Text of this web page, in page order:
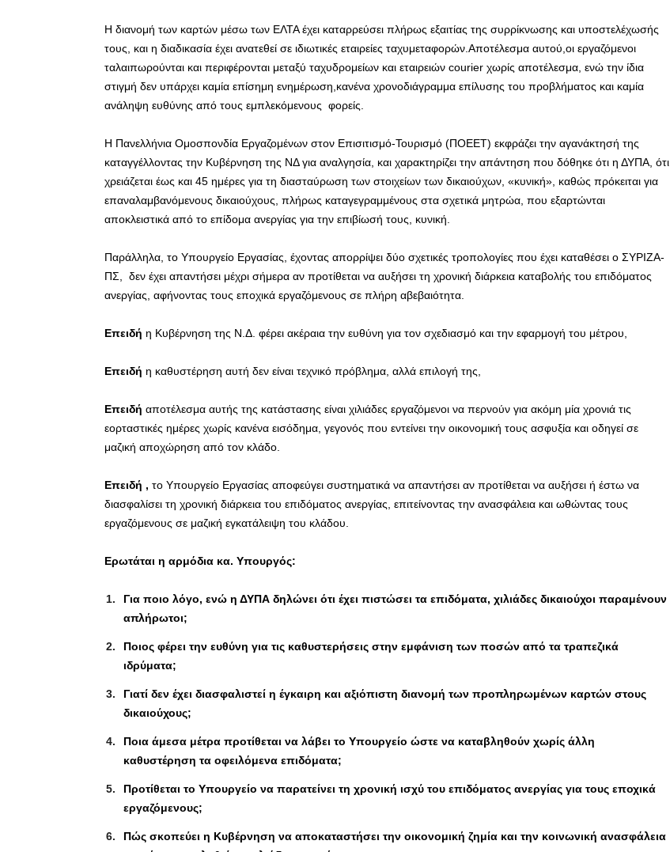
Η διανομή των καρτών μέσω των ΕΛΤΑ έχει καταρρεύσει πλήρως εξαιτίας της συρρίκνωσης και υποστελέχωσής
τους, και η διαδικασία έχει ανατεθεί σε ιδιωτικές εταιρείες ταχυμεταφορών.Αποτέλεσμα αυτού,οι εργαζόμενοι
ταλαιπωρούνται και περιφέρονται μεταξύ ταχυδρομείων και εταιρειών courier χωρίς αποτέλεσμα, ενώ την ίδια
στιγμή δεν υπάρχει καμία επίσημη ενημέρωση,κανένα χρονοδιάγραμμα επίλυσης του προβλήματος και καμία
ανάληψη ευθύνης από τους εμπλεκόμενους φορείς.
Η Πανελλήνια Ομοσπονδία Εργαζομένων στον Επισιτισμό-Τουρισμό (ΠΟΕΕΤ) εκφράζει την αγανάκτησή της
καταγγέλλοντας την Κυβέρνηση της ΝΔ για αναλγησία, και χαρακτηρίζει την απάντηση που δόθηκε ότι η ΔΥΠΑ, ότι
χρειάζεται έως και 45 ημέρες για τη διασταύρωση των στοιχείων των δικαιούχων, «κυνική», καθώς πρόκειται για
επαναλαμβανόμενους δικαιούχους, πλήρως καταγεγραμμένους στα σχετικά μητρώα, που εξαρτώνται
αποκλειστικά από το επίδομα ανεργίας για την επιβίωσή τους, κυνική.
Παράλληλα, το Υπουργείο Εργασίας, έχοντας απορρίψει δύο σχετικές τροπολογίες που έχει καταθέσει ο ΣΥΡΙΖΑ-
ΠΣ, δεν έχει απαντήσει μέχρι σήμερα αν προτίθεται να αυξήσει τη χρονική διάρκεια καταβολής του επιδόματος
ανεργίας, αφήνοντας τους εποχικά εργαζόμενους σε πλήρη αβεβαιότητα.
Επειδή η Κυβέρνηση της Ν.Δ. φέρει ακέραια την ευθύνη για τον σχεδιασμό και την εφαρμογή του μέτρου,
Επειδή η καθυστέρηση αυτή δεν είναι τεχνικό πρόβλημα, αλλά επιλογή της,
Επειδή αποτέλεσμα αυτής της κατάστασης είναι χιλιάδες εργαζόμενοι να περνούν για ακόμη μία χρονιά τις
εορταστικές ημέρες χωρίς κανένα εισόδημα, γεγονός που εντείνει την οικονομική τους ασφυξία και οδηγεί σε
μαζική αποχώρηση από τον κλάδο.
Επειδή , το Υπουργείο Εργασίας αποφεύγει συστηματικά να απαντήσει αν προτίθεται να αυξήσει ή έστω να
διασφαλίσει τη χρονική διάρκεια του επιδόματος ανεργίας, επιτείνοντας την ανασφάλεια και ωθώντας τους
εργαζόμενους σε μαζική εγκατάλειψη του κλάδου.
Ερωτάται η αρμόδια κα. Υπουργός:
Για ποιο λόγο, ενώ η ΔΥΠΑ δηλώνει ότι έχει πιστώσει τα επιδόματα, χιλιάδες δικαιούχοι παραμένουν
απλήρωτοι;
Ποιος φέρει την ευθύνη για τις καθυστερήσεις στην εμφάνιση των ποσών από τα τραπεζικά
ιδρύματα;
Γιατί δεν έχει διασφαλιστεί η έγκαιρη και αξιόπιστη διανομή των προπληρωμένων καρτών στους
δικαιούχους;
Ποια άμεσα μέτρα προτίθεται να λάβει το Υπουργείο ώστε να καταβληθούν χωρίς άλλη
καθυστέρηση τα οφειλόμενα επιδόματα;
Προτίθεται το Υπουργείο να παρατείνει τη χρονική ισχύ του επιδόματος ανεργίας για τους εποχικά
εργαζόμενους;
Πώς σκοπεύει η Κυβέρνηση να αποκαταστήσει την οικονομική ζημία και την κοινωνική ανασφάλεια